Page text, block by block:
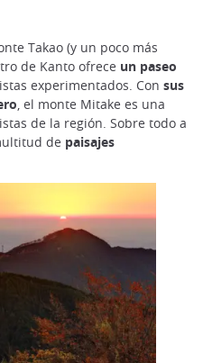
Takao (y un poco más
de Kanto ofrece un paseo
experimentados. Con sus
, el monte Mitake es una
de la región. Sobre todo a
de paisajes